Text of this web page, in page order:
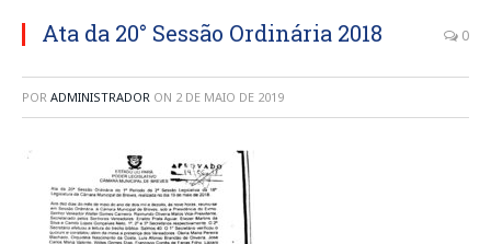
Ata da 20° Sessão Ordinária 2018 0
POR ADMINISTRADOR ON 2 DE MAIO DE 2019